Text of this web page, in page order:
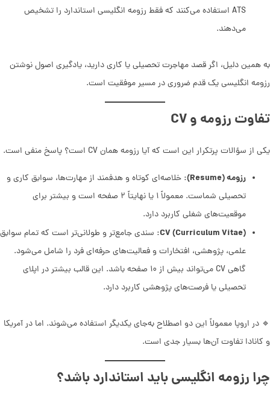
ATS استفاده می‌کنند که فقط رزومه انگلیسی استاندارد را تشخیص
می‌دهند.
به همین دلیل، اگر قصد مهاجرت تحصیلی یا کاری دارید، یادگیری اصول نوشتن
رزومه انگلیسی یک قدم ضروری در مسیر موفقیت است.
تفاوت رزومه و CV
یکی از سؤالات پرتکرار این است که آیا رزومه همان CV است؟ پاسخ منفی است.
رزومه (Resume):
خلاصه‌ای کوتاه و هدفمند از مهارت‌ها، سوابق کاری و
تحصیلی شماست. معمولاً ۱ یا نهایتاً ۲ صفحه است و بیشتر برای
موقعیت‌های شغلی کاربرد دارد.
CV (Curriculum Vitae): سندی جامع‌تر و طولانی‌تر است که تمام سوابق
علمی، پژوهشی، افتخارات و فعالیت‌های حرفه‌ای فرد را شامل می‌شود.
گاهی CV می‌تواند بیش از ۱۰ صفحه باشد. این قالب بیشتر در اپلای
تحصیلی یا فرصت‌های پژوهشی کاربرد دارد.
🔹 در اروپا معمولاً این دو اصطلاح به‌جای یکدیگر استفاده می‌شوند. اما در آمریکا
و کانادا تفاوت آن‌ها بسیار جدی است.
چرا رزومه انگلیسی باید استاندارد باشد؟